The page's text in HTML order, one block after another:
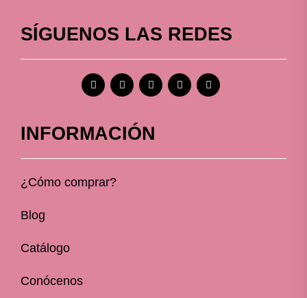
SÍGUENOS LAS REDES
INFORMACIÓN
¿Cómo comprar?
Blog
Catálogo
Conócenos